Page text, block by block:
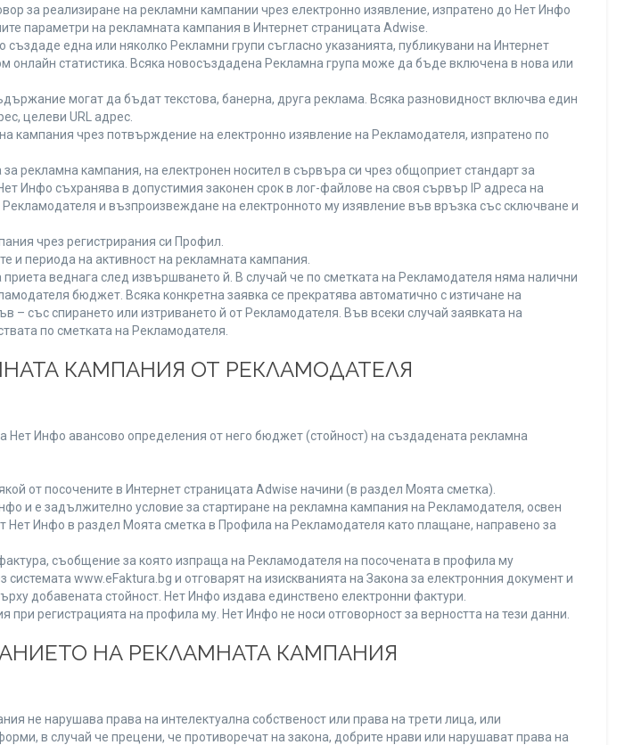
за реализиране на рекламни кампании чрез електронно изявление, изпратено до Нет Инфо
параметри на рекламната кампания в Интернет страницата Adwise.
една или няколко Рекламни групи съгласно указанията, публикувани на Интернет
онлайн статистика. Всяка новосъздадена Рекламна група може да бъде включена в нова или
могат да бъдат текстова, банерна, друга реклама. Всяка разновидност включва един
целеви URL адрес.
кампания чрез потвърждение на електронно изявление на Рекламодателя, изпратено по
рекламна кампания, на електронен носител в сървъра си чрез общоприет стандарт за
Инфо съхранява в допустимия законен срок в лог-файлове на своя сървър IP адреса на
и възпроизвеждане на електронното му изявление във връзка със сключване и
чрез регистрирания си Профил.
и периода на активност на рекламната кампания.
веднага след извършването й. В случай че по сметката на Рекламодателя няма налични
бюджет. Всяка конкретна заявка се прекратява автоматично с изтичане на
със спирането или изтриването й от Рекламодателя. Във всеки случай заявката на
по сметката на Рекламодателя.
КАМПАНИЯ ОТ РЕКЛАМОДАТЕЛЯ
Инфо авансово определения от него бюджет (стойност) на създадената рекламна
от посочените в Интернет страницата Adwise начини (в раздел Моята сметка).
и е задължително условие за стартиране на рекламна кампания на Рекламодателя, освен
Нет Инфо в раздел Моята сметка в Профила на Рекламодателя като плащане, направено за
съобщение за която изпраща на Рекламодателя на посочената в профила му
www.eFaktura.bg и отговарят на изискванията на Закона за електронния документ и
добавената стойност. Нет Инфо издава единствено електронни фактури.
регистрацията на профила му. Нет Инфо не носи отговорност за верността на тези данни.
НА РЕКЛАМНАТА КАМПАНИЯ
не нарушава права на интелектуална собственост или права на трети лица, или
в случай че прецени, че противоречат на закона, добрите нрави или нарушават права на